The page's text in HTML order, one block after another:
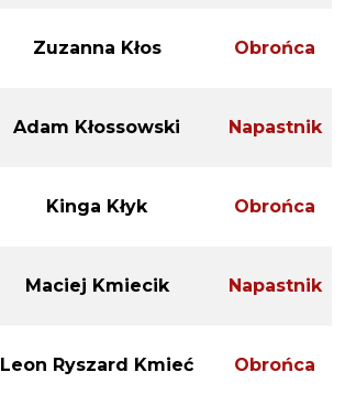
Zuzanna Kłos Obrońca
Adam Kłossowski Napastnik
Kinga Kłyk Obrońca
Maciej Kmiecik Napastnik
Leon Ryszard Kmieć Obrońca